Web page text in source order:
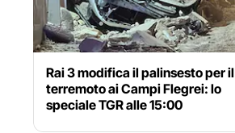
Rai 3 modifica il palinsesto per il
terremoto ai Campi Flegrei: lo
speciale TGR alle 15:00